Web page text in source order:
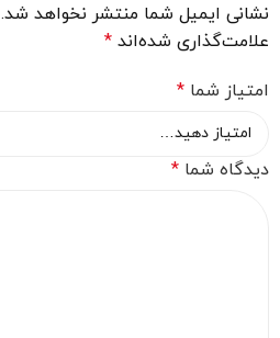
نشانی ایمیل شما منتشر نخواهد شد.
علامت‌گذاری شده‌اند *
امتیاز شما *
دیدگاه شما *